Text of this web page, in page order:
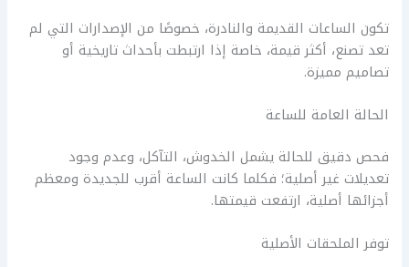
تكون الساعات القديمة والنادرة، خصوصًا من الإصدارات التي لم
تعد تصنع، أكثر قيمة، خاصة إذا ارتبطت بأحداث تاريخية أو
تصاميم مميزة.
الحالة العامة للساعة
فحص دقيق للحالة يشمل الخدوش، التآكل، وعدم وجود
تعديلات غير أصلية؛ فكلما كانت الساعة أقرب للجديدة ومعظم
أجزائها أصلية، ارتفعت قيمتها.
توفر الملحقات الأصلية